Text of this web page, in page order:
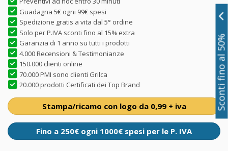
Guadagna 5€ ogni 99€ spesi
Spedizione gratis a vita dal 5° ordine
Solo per P.IVA sconti fino al 15% extra
Garanzia di 1 anno su tutti i prodotti
4.000 Recensioni & Testimonianze
150.000 clienti online
70.000 PMI sono clienti Grilca
20.000 prodotti Certificati dei Top Brand
Stampa/ricamo con logo da 0,99 + iva
Fino a 250€ ogni 1000€ spesi per le P. IVA
Sconti fino al 50%